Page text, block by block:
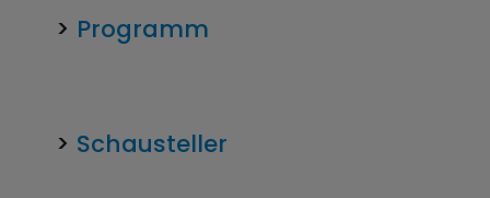
> Programm
> Schausteller